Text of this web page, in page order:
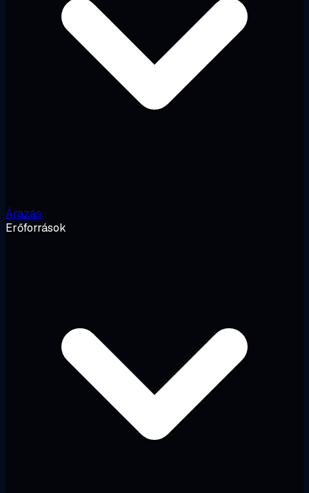
Árazás
Erőforrások